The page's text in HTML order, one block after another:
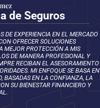
de Seguros
DE EXPERIENCIA EN EL MERCADO
OFRECER SOLUCIONES
MEJOR PROTECCIÓN A MIS
DE MANERA PROFESIONAL Y
RECIBAN EL ASESORAMIENTO
MI ENFOQUE SE BASA EN
BASADAS EN LA CONFIANZA, LA
SU BIENESTAR FINANCIERO Y